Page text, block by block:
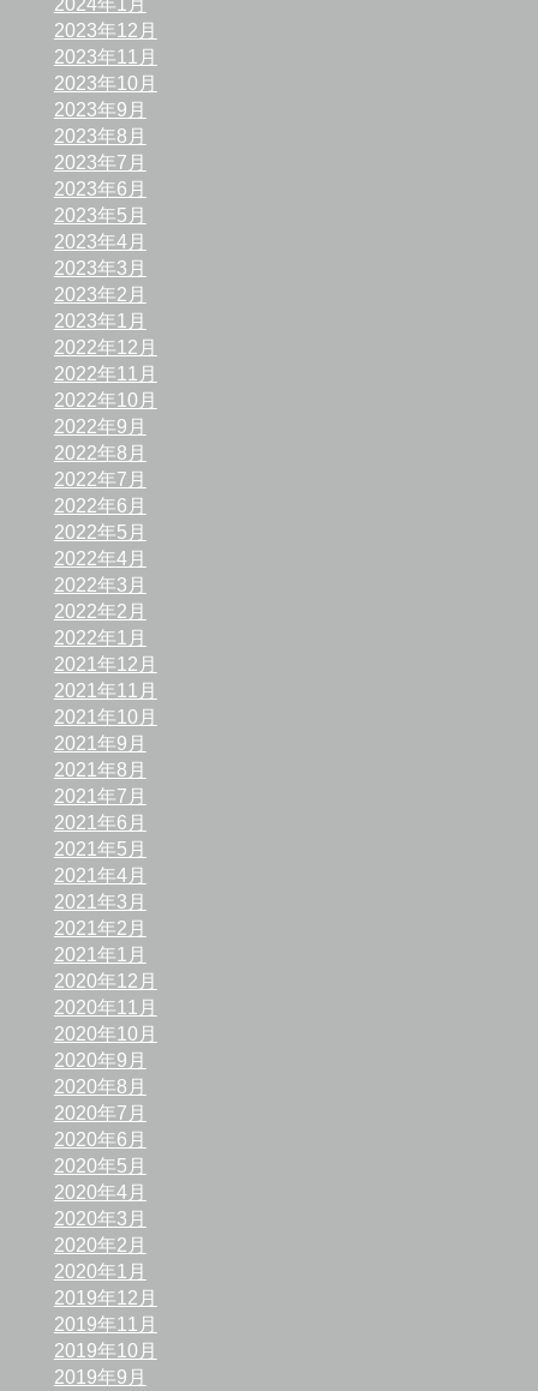
2024年1月
2023年12月
2023年11月
2023年10月
2023年9月
2023年8月
2023年7月
2023年6月
2023年5月
2023年4月
2023年3月
2023年2月
2023年1月
2022年12月
2022年11月
2022年10月
2022年9月
2022年8月
2022年7月
2022年6月
2022年5月
2022年4月
2022年3月
2022年2月
2022年1月
2021年12月
2021年11月
2021年10月
2021年9月
2021年8月
2021年7月
2021年6月
2021年5月
2021年4月
2021年3月
2021年2月
2021年1月
2020年12月
2020年11月
2020年10月
2020年9月
2020年8月
2020年7月
2020年6月
2020年5月
2020年4月
2020年3月
2020年2月
2020年1月
2019年12月
2019年11月
2019年10月
2019年9月